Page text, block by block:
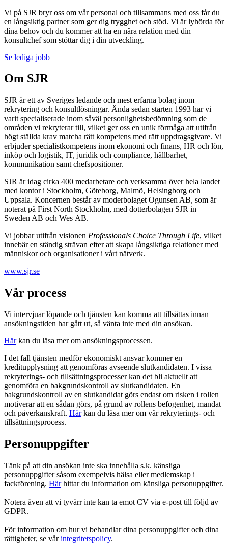
Vi på SJR bryr oss om vår personal och tillsammans med oss får du
en långsiktig partner som ger dig trygghet och stöd. Vi är lyhörda för
dina behov och du kommer att ha en nära relation med din
konsultchef som stöttar dig i din utveckling.
Se lediga jobb
Om SJR
SJR är ett av Sveriges ledande och mest erfarna bolag inom
rekrytering och konsultlösningar. Ända sedan starten 1993 har vi
varit specialiserade inom såväl personlighetsbedömning som de
områden vi rekryterar till, vilket ger oss en unik förmåga att utifrån
högt ställda krav matcha rätt kompetens med rätt uppdragsgivare. Vi
erbjuder specialistkompetens inom ekonomi och finans, HR och lön,
inköp och logistik, IT, juridik och compliance, hållbarhet,
kommunikation samt chefspositioner.
SJR är idag cirka 400 medarbetare och verksamma över hela landet
med kontor i Stockholm, Göteborg, Malmö, Helsingborg och
Uppsala. Koncernen består av moderbolaget Ogunsen AB, som är
noterat på First North Stockholm, med dotterbolagen SJR in
Sweden AB och Wes AB.
Vi jobbar utifrån visionen Professionals Choice Through Life, vilket
innebär en ständig strävan efter att skapa långsiktiga relationer med
människor och organisationer i vårt nätverk.
www.sjr.se
Vår process
Vi intervjuar löpande och tjänsten kan komma att tillsättas innan
ansökningstiden har gått ut, så vänta inte med din ansökan.
Härkan du läsa mer om ansökningsprocessen.
I det fall tjänsten medför ekonomiskt ansvar kommer en
kreditupplysning att genomföras avseende slutkandidaten. I vissa
rekryterings- och tillsättningsprocesser kan det bli aktuellt att
genomföra en bakgrundskontroll av slutkandidaten. En
bakgrundskontroll av en slutkandidat görs endast om risken i rollen
motiverar att en sådan görs, på grund av rollens befogenhet, mandat
och påverkanskraft. Härkan du läsa mer om vår rekryterings- och
tillsättningsprocess.
Personuppgifter
Tänk på att din ansökan inte ska innehålla s.k. känsliga
personuppgifter såsom exempelvis hälsa eller medlemskap i
fackförening. Härhittar du information om känsliga personuppgifter.
Notera även att vi tyvärr inte kan ta emot CV via e-post till följd av
GDPR.
För information om hur vi behandlar dina personuppgifter och dina
rättigheter, se vårintegritetspolicy.